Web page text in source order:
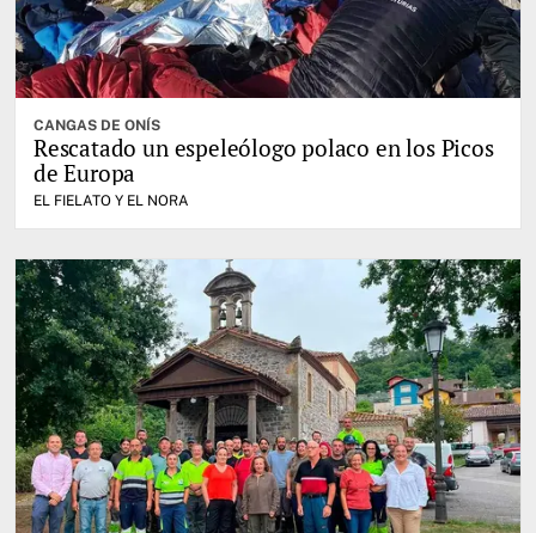
CANGAS DE ONÍS
Rescatado un espeleólogo polaco en los Picos
de Europa
EL FIELATO Y EL NORA